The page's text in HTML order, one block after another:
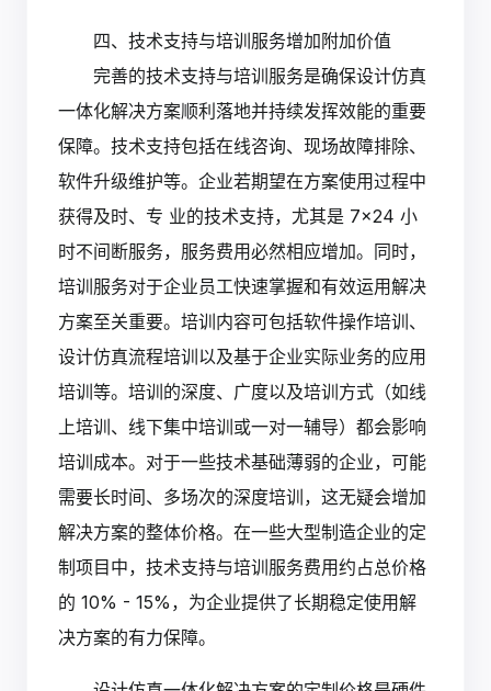
四、技术支持与培训服务增加附加价值
完善的技术支持与培训服务是确保设计仿真
一体化解决方案顺利落地并持续发挥效能的重要
保障。技术支持包括在线咨询、现场故障排除、
软件升级维护等。企业若期望在方案使用过程中
获得及时、专 业的技术支持，尤其是 7×24 小
时不间断服务，服务费用必然相应增加。同时，
培训服务对于企业员工快速掌握和有效运用解决
方案至关重要。培训内容可包括软件操作培训、
设计仿真流程培训以及基于企业实际业务的应用
培训等。培训的深度、广度以及培训方式（如线
上培训、线下集中培训或一对一辅导）都会影响
培训成本。对于一些技术基础薄弱的企业，可能
需要长时间、多场次的深度培训，这无疑会增加
解决方案的整体价格。在一些大型制造企业的定
制项目中，技术支持与培训服务费用约占总价格
的 10% - 15%，为企业提供了长期稳定使用解
决方案的有力保障。